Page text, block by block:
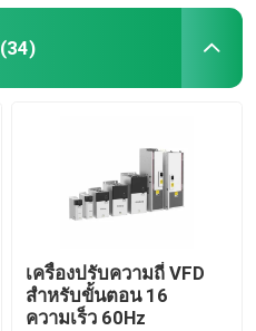
(34)
เครื่องปรับความถี่ VFD
สําหรับขั้นตอน 16
ความเร็ว 60Hz